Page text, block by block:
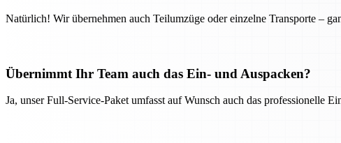
Natürlich! Wir übernehmen auch Teilumzüge oder einzelne Transporte –
Übernimmt Ihr Team auch das Ein- und Auspacken?
Ja, unser Full-Service-Paket umfasst auf Wunsch auch das professionelle